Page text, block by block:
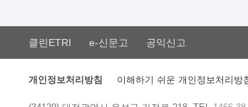
(2 ~ 3년차) 연봉의 40%  추진일정(1)
희망기업 신청/접수(2)희망인력-희망기업
매칭(3)현장조사/ 선정(심의)(4)협약체결
26일 9월초순 9월 중순 10월 이후*
클린ETRI e-신문고 공익신고
개인정보처리방침 이해하기 쉬운 개인정보처리방